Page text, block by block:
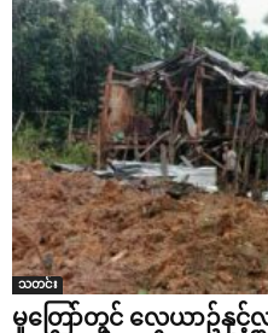
သတင်း
မူတြော်တွင် လေယာဥ်နှင့်